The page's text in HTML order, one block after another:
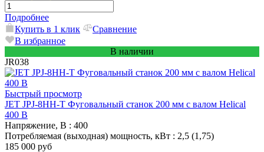
Подробнее
Купить в 1 клик
Сравнение
В избранное
В наличии
JR038
Быстрый просмотр
JET JPJ-8HH-T Фуговальный станок 200 мм с валом Helical
400 В
Напряжение, В : 400
Потребляемая (выходная) мощность, кВт : 2,5 (1,75)
185 000 руб